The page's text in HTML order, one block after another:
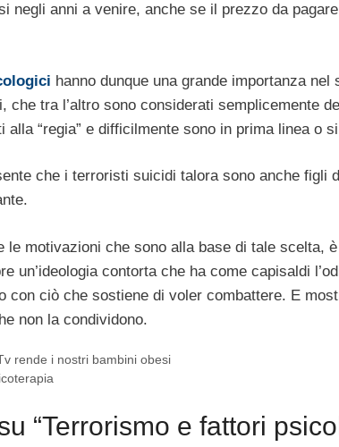
negli anni a venire, anche se il prezzo da
hanno dunque una grande importanza
che tra l’altro sono considerati semplicemente
alla “regia” e difficilmente sono in prima linea o
che i terroristi suicidi talora sono anche figli
le motivazioni che sono alla base di tale scelta,
un’ideologia contorta che ha come capisaldi
con ciò che sostiene di voler combattere. E
non la condividono.
rende i nostri bambini obesi
“Terrorismo e fattori